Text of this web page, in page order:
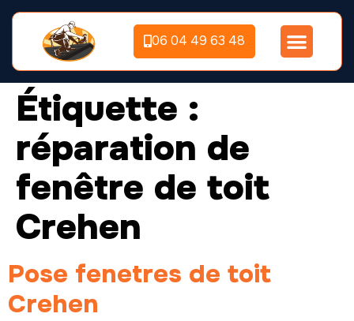
06 04 49 63 48
Étiquette :
réparation de
fenêtre de toit
Crehen
Pose fenetres de toit
Crehen